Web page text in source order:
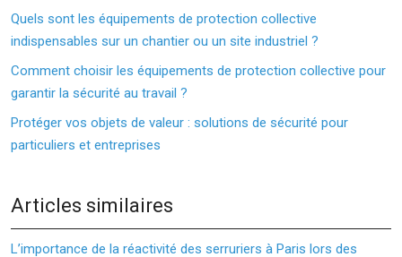
Quels sont les équipements de protection collective
indispensables sur un chantier ou un site industriel ?
Comment choisir les équipements de protection collective pour
garantir la sécurité au travail ?
Protéger vos objets de valeur : solutions de sécurité pour
particuliers et entreprises
Articles similaires
L’importance de la réactivité des serruriers à Paris lors des